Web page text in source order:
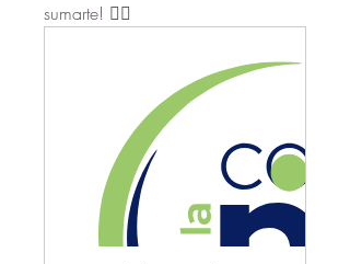
sumarte! 👇🏻